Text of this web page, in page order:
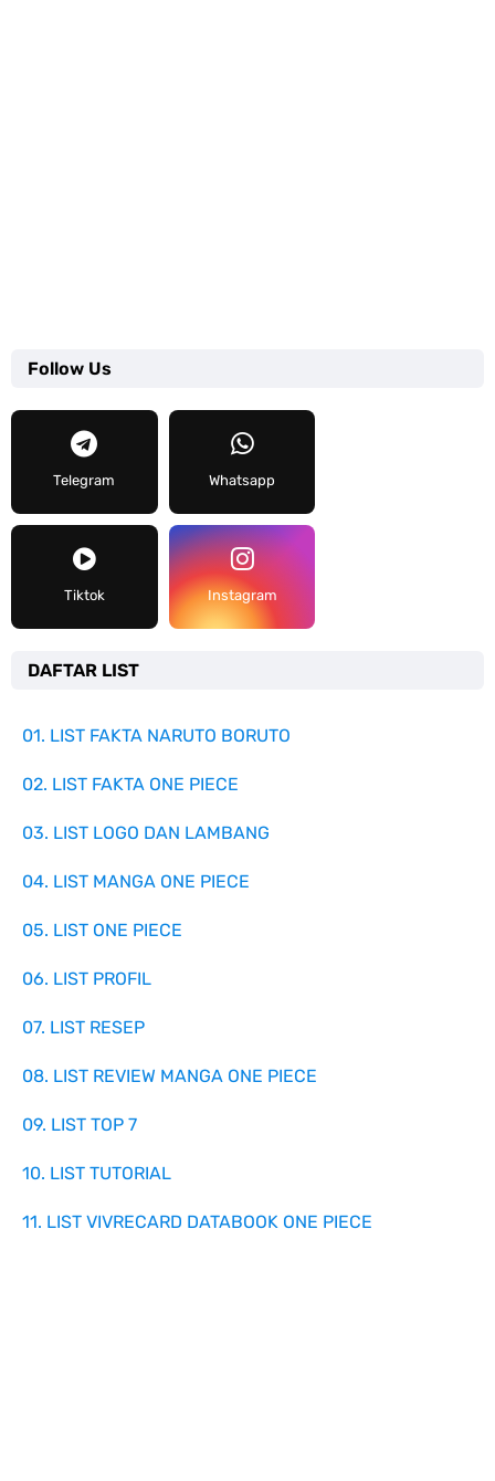
Follow Us
Telegram Whatsapp
Tiktok Instagram
DAFTAR LIST
01. LIST FAKTA NARUTO BORUTO
02. LIST FAKTA ONE PIECE
03. LIST LOGO DAN LAMBANG
04. LIST MANGA ONE PIECE
05. LIST ONE PIECE
06. LIST PROFIL
07. LIST RESEP
08. LIST REVIEW MANGA ONE PIECE
09. LIST TOP 7
10. LIST TUTORIAL
11. LIST VIVRECARD DATABOOK ONE PIECE